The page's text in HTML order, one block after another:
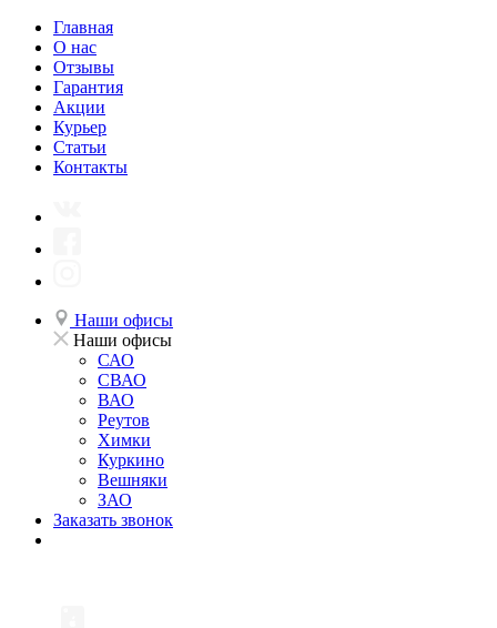
Главная
О нас
Отзывы
Гарантия
Акции
Курьер
Статьи
Контакты
Наши офисы
Наши офисы
САО
СВАО
ВАО
Реутов
Химки
Куркино
Вешняки
ЗАО
Заказать звонок